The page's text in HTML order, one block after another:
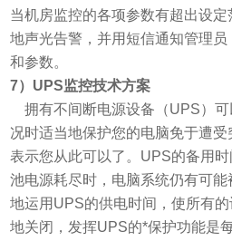
当机房监控的各项参数有超出设
地声光告警，并用短信通知管理
和参数。
7）UPS监控技术方案
拥有不间断电源设备（UPS）
况时适当地保护您的电脑免于遭
表示您从此可以了。UPS的备用
池电源耗尽时，电脑系统仍有可
地运用UPS的供电时间，使所有
地关闭，发挥UPS的*保护功能是